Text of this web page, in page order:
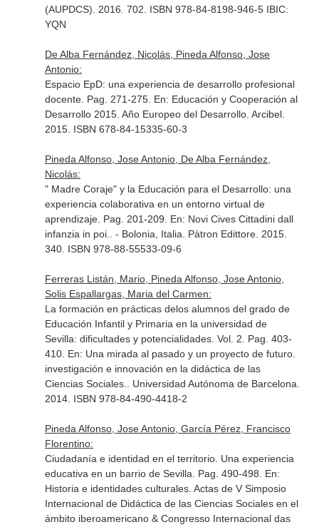
(AUPDCS). 2016. 702. ISBN 978-84-8198-946-5 IBIC:
YQN
De Alba Fernández, Nicolás, Pineda Alfonso, Jose
Antonio:
Espacio EpD: una experiencia de desarrollo profesional
docente. Pag. 271-275. En: Educación y Cooperación al
Desarrollo 2015. Año Europeo del Desarrollo. Arcibel.
2015. ISBN 678-84-15335-60-3
Pineda Alfonso, Jose Antonio, De Alba Fernández,
Nicolás:
" Madre Coraje" y la Educación para el Desarrollo: una
experiencia colaborativa en un entorno virtual de
aprendizaje. Pag. 201-209. En: Novi Cives Cittadini dall
infanzia in poi.
. - Bolonia, Italia. Pàtron Edittore. 2015.
340. ISBN 978-88-55533-09-6
Ferreras Listán, Mario, Pineda Alfonso, Jose Antonio,
Solis Espallargas, Maria del Carmen:
La formación en prácticas delos alumnos del grado de
Educación Infantil y Primaria en la universidad de
Sevilla: dificultades y potencialidades. Vol. 2. Pag. 403-
410. En: Una mirada al pasado y un proyecto de futuro.
investigación e innovación en la didáctica de las
Ciencias Sociales.
. Universidad Autónoma de Barcelona.
2014. ISBN 978-84-490-4418-2
Pineda Alfonso, Jose Antonio, García Pérez, Francisco
Florentino:
Ciudadanía e identidad en el territorio. Una experiencia
educativa en un barrio de Sevilla. Pag. 490-498. En:
Historia e identidades culturales. Actas de V Simposio
Internacional de Didáctica de las Ciencias Sociales en el
ámbito iberoamericano & Congresso Internacional das